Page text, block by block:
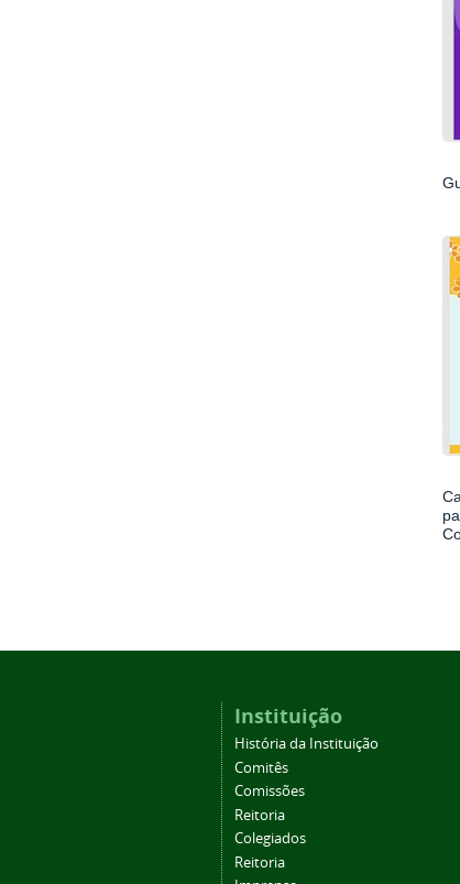
Instituição
História da Instituição
Comitês
Comissões
Reitoria
Colegiados
Reitoria